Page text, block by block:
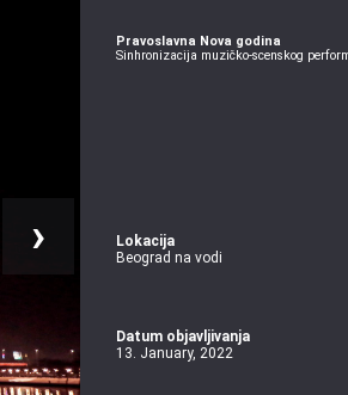
›
Pravoslavna Nova godina
Sinhronizacija muzičko-scenskog
Lokacija
Beograd na vodi
Datum objavljivanja
13. January, 2022